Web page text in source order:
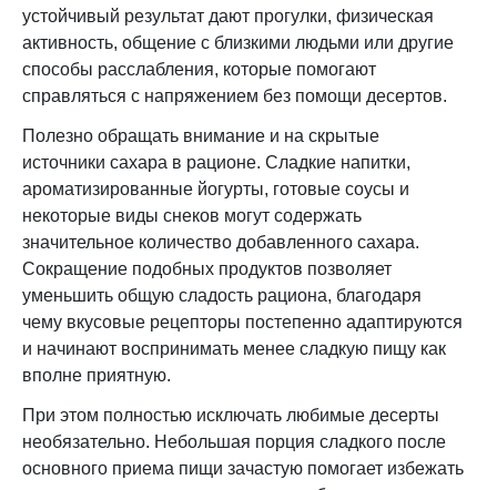
устойчивый результат дают прогулки, физическая
активность, общение с близкими людьми или другие
способы расслабления, которые помогают
справляться с напряжением без помощи десертов.
Полезно обращать внимание и на скрытые
источники сахара в рационе. Сладкие напитки,
ароматизированные йогурты, готовые соусы и
некоторые виды снеков могут содержать
значительное количество добавленного сахара.
Сокращение подобных продуктов позволяет
уменьшить общую сладость рациона, благодаря
чему вкусовые рецепторы постепенно адаптируются
и начинают воспринимать менее сладкую пищу как
вполне приятную.
При этом полностью исключать любимые десерты
необязательно. Небольшая порция сладкого после
основного приема пищи зачастую помогает избежать